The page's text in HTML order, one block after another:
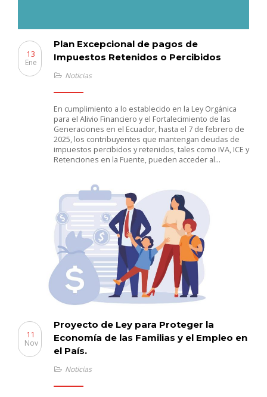
Plan Excepcional de pagos de
Impuestos Retenidos o Percibidos
13
Ene
Noticias
En cumplimiento a lo establecido en la Ley Orgánica
para el Alivio Financiero y el Fortalecimiento de las
Generaciones en el Ecuador, hasta el 7 de febrero de
2025, los contribuyentes que mantengan deudas de
impuestos percibidos y retenidos, tales como IVA, ICE y
Retenciones en la Fuente, pueden acceder al…
Proyecto de Ley para Proteger la
Economía de las Familias y el Empleo en
el País.
11
Nov
Noticias